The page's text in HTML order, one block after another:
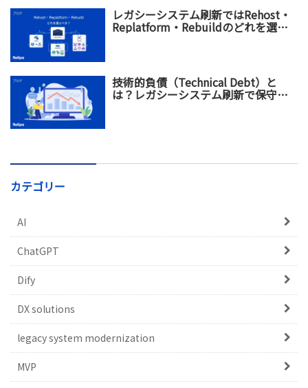
レガシーシステム刷新ではRehost・
Replatform・Rebuildのどれを選ぶ
技術的負債（Technical Debt）と
は？レガシーシステム刷新で保守コ
カテゴリー
AI
ChatGPT
Dify
DX solutions
legacy system modernization
MVP